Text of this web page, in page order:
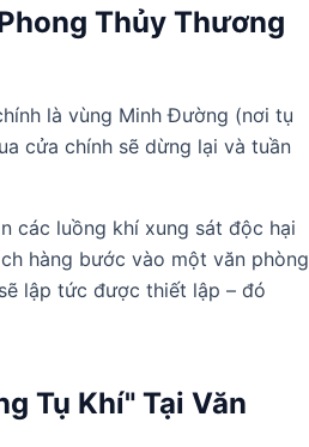
Thủy Thương
là vùng Minh Đường (nơi tụ
cửa chính sẽ dừng lại và tuần
các luồng khí xung sát độc hại
hàng bước vào một văn phòng
lập tức được thiết lập – đó
Tụ Khí" Tại Văn